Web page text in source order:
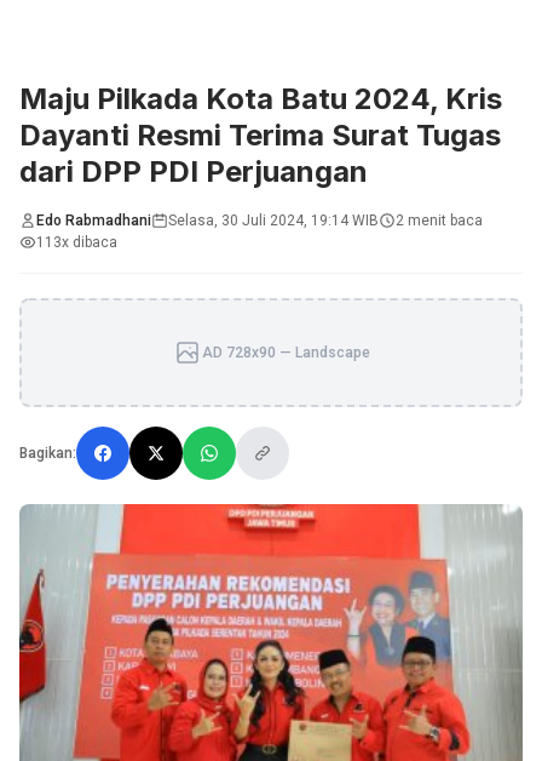
Maju Pilkada Kota Batu 2024, Kris
Dayanti Resmi Terima Surat Tugas
dari DPP PDI Perjuangan
Edo Rabmadhani Selasa, 30 Juli 2024, 19:14 WIB
2 menit baca
113x dibaca
AD 728x90 — Landscape
Bagikan: